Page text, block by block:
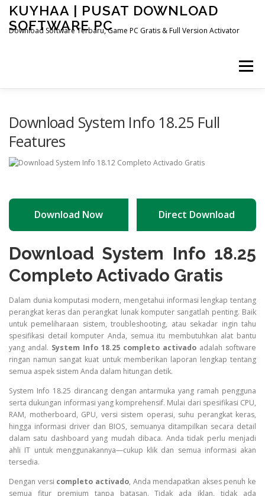
Skip
content
KUYHAA | PUSAT DOWNLOAD
SOFTWARE PC
Download Software Terbaru, Game PC Gratis & Full Version Activator
Menu
Download System Info 18.25 Full
Features
Download Now Direct Download
Download System Info 18.25
Completo Activado Gratis
Dalam dunia komputasi modern, mengetahui informasi lengkap tentang
perangkat keras dan perangkat lunak komputer sangatlah penting. Baik
untuk pemeliharaan sistem, troubleshooting, atau sekadar ingin tahu
spesifikasi detail komputer Anda, semua itu membutuhkan alat bantu
yang andal. System Info 18.25 completo activado adalah software
ringan namun sangat kuat untuk memberikan laporan lengkap tentang
semua aspek sistem Anda dalam hitungan detik.
System Info 18.25 dirancang dengan antarmuka yang ramah pengguna
serta dukungan informasi yang komprehensif. Mulai dari spesifikasi CPU,
RAM, motherboard, GPU, versi sistem operasi, suhu perangkat keras,
hingga informasi driver dan BIOS, semuanya ditampilkan secara detail
dalam satu dashboard yang mudah dibaca. Anda tidak perlu menjadi
ahli IT untuk menggunakannya—cukup klik dan semua informasi akan
tersedia.
Dengan versi completo activado, Anda mendapatkan akses penuh ke
semua fitur premium tanpa batasan. Tidak ada iklan, tidak ada